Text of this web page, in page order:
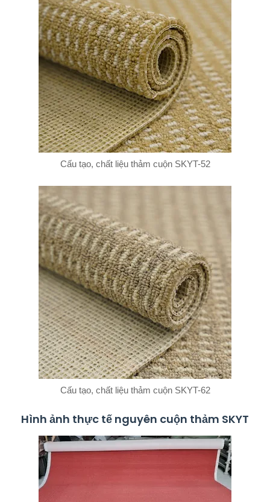
Cấu tạo, chất liệu thảm cuộn SKYT-52
Cấu tạo, chất liệu thảm cuộn SKYT-62
Hình ảnh thực tế nguyên cuộn thảm SKYT